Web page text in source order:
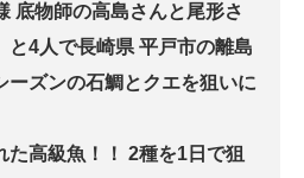
底物師の高島さんと尾形さ
と4人で長崎県 平戸市の離島
ーズンの石鯛とクエを狙いに
た高級魚！！ 2種を1日で狙